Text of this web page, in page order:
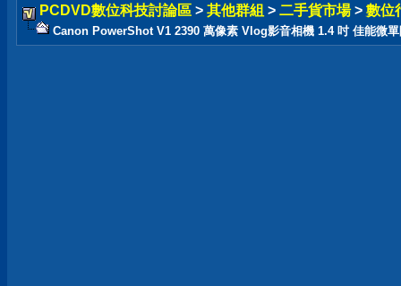
PCDVD數位科技討論區 > 其他群組 > 二手貨市場 > 數位
Canon PowerShot V1 2390 萬像素 Vlog影音相機 1.4 吋 佳能微